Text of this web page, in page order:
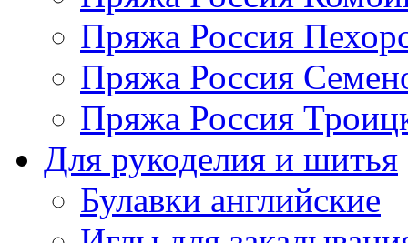
Пряжа Россия
Пряжа Россия
Пряжа Россия
Для рукоделия и шитья
Булавки английские